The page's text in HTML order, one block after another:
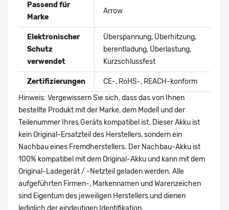
Passend für
Marke
Arrow
Elektronischer
Schutz
verwendet
Überspannung, Überhitzung,
berentladung, Überlastung,
Kurzschlussfest
Zertifizierungen
CE-, RoHS-, REACH-konform
Hinweis: Vergewissern Sie sich, dass das von Ihnen
bestellte Produkt mit der Marke, dem Modell und der
Teilenummer Ihres Geräts kompatibel ist. Dieser Akku ist
kein Original-Ersatzteil des Herstellers, sondern ein
Nachbau eines Fremdherstellers. Der Nachbau-Akku ist
100% kompatibel mit dem Original-Akku und kann mit dem
Original-Ladegerät / -Netzteil geladen werden. Alle
aufgeführten Firmen-, Markennamen und Warenzeichen
sind Eigentum des jeweiligen Herstellers und dienen